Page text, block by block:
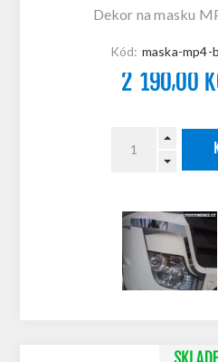
Dekor na masku
Kód: maska-mp4-
2 190,00